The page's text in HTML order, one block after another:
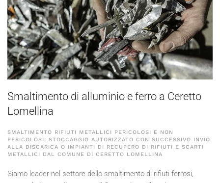
Smaltimento di alluminio e ferro a Ceretto
Lomellina
SMALTIMENTO RIFIUTI METALLICI PERICOLOSI E NON
PERICOLOSI: STOCCAGGIO AUTORIZZATO CON SUCCESSIVO INVIO
ALLA DISCARICA O IMPIANTI DI RECUPERO DI RIFIUTI E SCARTI
METALLICI DAL COMUNE DI CERETTO LOMELLINA
Siamo leader nel settore dello smaltimento di rifiuti ferrosi,